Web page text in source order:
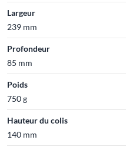
Largeur
239 mm
Profondeur
85 mm
Poids
750 g
Hauteur du colis
140 mm